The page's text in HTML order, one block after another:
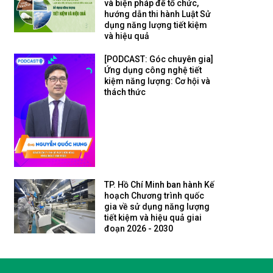
và biện pháp để tổ chức,
hướng dẫn thi hành Luật Sử
dụng năng lượng tiết kiệm
và hiệu quả
[PODCAST: Góc chuyên gia]
Ứng dụng công nghệ tiết
kiệm năng lượng: Cơ hội và
thách thức
TP. Hồ Chí Minh ban hành Kế
hoạch Chương trình quốc
gia về sử dụng năng lượng
tiết kiệm và hiệu quả giai
đoạn 2026 - 2030